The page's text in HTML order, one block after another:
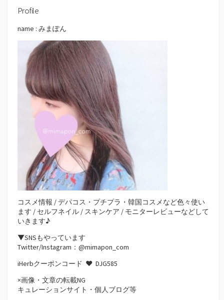
Profile
name : みまぽん
コスメ情報 / デパコス・プチプラ・韓国コスメなど色々使い
ます / セルフネイル / スキンケア / モニターレビューなどして
いきます♪
▼SNSもやっています
Twitter/Instagram：@mimapon_com
iHerbクーポンコード ♥ DJG585
×画像・文章の転載NG
キュレーションサイト・個人ブログ等